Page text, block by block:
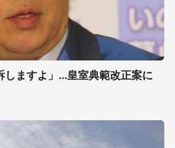
ますよ」...皇室典範改正案に